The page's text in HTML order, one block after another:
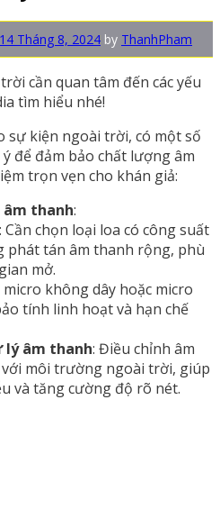
14 Tháng 8, 2024 by ThanhPham
cần quan tâm đến các yếu
tìm hiểu nhé!
sự kiện ngoài trời, có một số
để đảm bảo chất lượng âm
trọn vẹn cho khán giả:
thanh:
: Cần chọn loại loa có công suất
phát tán âm thanh rộng, phù
mở.
micro không dây hoặc micro
tính linh hoạt và hạn chế
lý âm thanh: Điều chỉnh âm
môi trường ngoài trời, giúp
và tăng cường độ rõ nét.